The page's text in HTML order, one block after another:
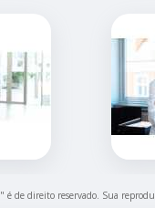
" é de direito reservado. Sua